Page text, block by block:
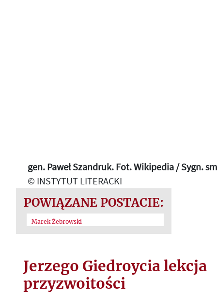
gen. Paweł Szandruk. Fot. Wikipedia / Sygn.
© INSTYTUT LITERACKI
POWIĄZANE POSTACIE:
Marek Żebrowski
Jerzego Giedroycia lekcja
przyzwoitości